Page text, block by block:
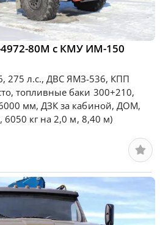
80М с КМУ ИМ-150
275 л.с., ДВС ЯМЗ-536, КПП
топливные баки 300+210,
мм, ДЗК за кабиной, ДОМ,
кг на 2,0 м, 8,40 м)